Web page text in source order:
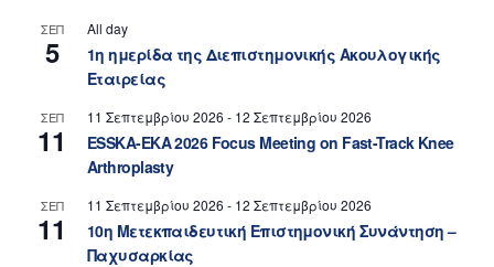
ΣΕΠ
5
All day
1η ημερίδα της Διεπιστημονικής Ακουλογικής
Εταιρείας
ΣΕΠ
11
11 Σεπτεμβρίου 2026 - 12 Σεπτεμβρίου 2026
ESSKA-EKA 2026 Focus Meeting on Fast-Track Knee
Arthroplasty
ΣΕΠ
11
11 Σεπτεμβρίου 2026 - 12 Σεπτεμβρίου 2026
10η Μετεκπαιδευτική Επιστημονική Συνάντηση –
Παχυσαρκίας